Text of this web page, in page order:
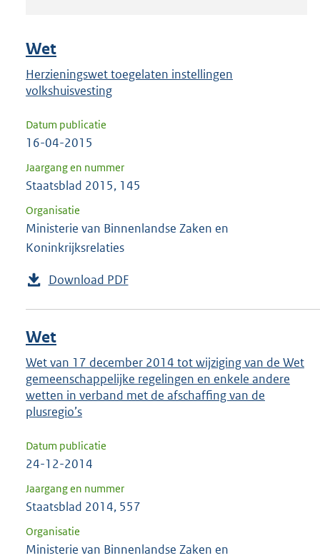
om
keuze
bevestigen.
Wet
Herzieningswet toegelaten instellingen
volkshuisvesting
Datum publicatie
16-04-2015
Jaargang en nummer
Staatsblad 2015, 145
Organisatie
Ministerie van Binnenlandse Zaken en
Koninkrijksrelaties
Download PDF
Wet
Wet van 17 december 2014 tot wijziging van de Wet
gemeenschappelijke regelingen en enkele andere
wetten in verband met de afschaffing van de
plusregio’s
Datum publicatie
24-12-2014
Jaargang en nummer
Staatsblad 2014, 557
Organisatie
Ministerie van Binnenlandse Zaken en